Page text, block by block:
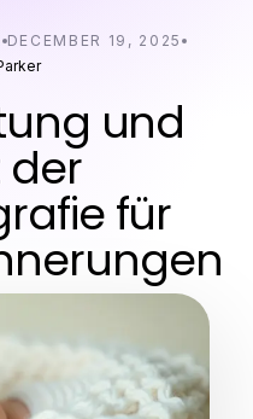
DECEMBER 19, 2025
und
der
für